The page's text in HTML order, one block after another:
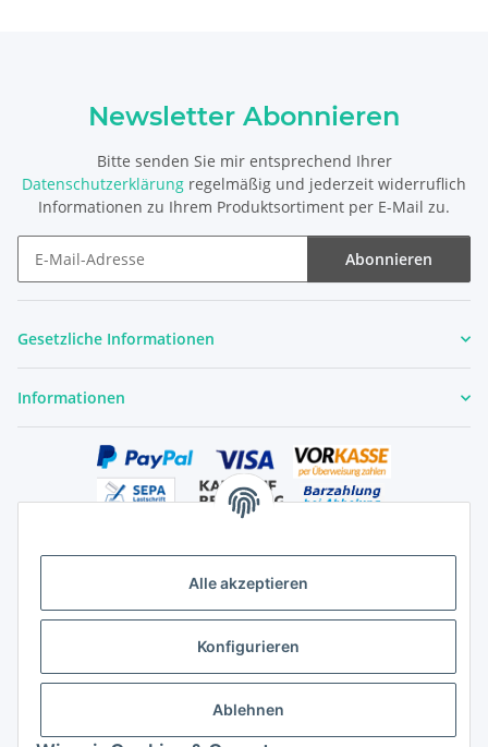
Alle akzeptieren
Konfigurieren
Ablehnen
Newsletter Abonnieren
Bitte senden Sie mir entsprechend Ihrer
Datenschutzerklärung regelmäßig und jederzeit widerruflich
Informationen zu Ihrem Produktsortiment per E-Mail zu.
Abonnieren
Gesetzliche Informationen
Informationen